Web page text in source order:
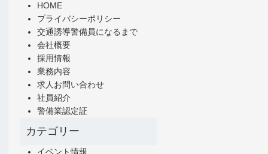
HOME
プライバシーポリシー
交通誘導警備員になるまで
会社概要
採用情報
業務内容
求人お問い合わせ
社員紹介
警備業認定証
カテゴリー
イベント情報